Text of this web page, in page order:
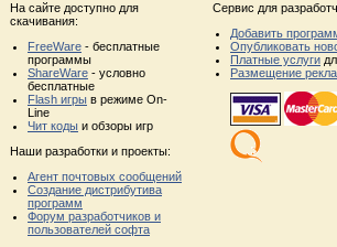
На сайте доступно для
скачивания:
FreeWare - бесплатные
программы
ShareWare - условно
бесплатные
Flash игры в режиме On-
Line
Чит коды и обзоры игр
Наши разработки и проекты:
Агент почтовых сообщений
Создание дистрибутива
программ
Форум разработчиков и
пользователей софта
Сервис для
Добавить
Опубликовать
Платные услуги
Размещение